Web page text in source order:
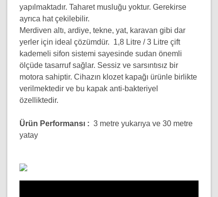
yapılmaktadır. Taharet musluğu yoktur. Gerekirse
ayrıca hat çekilebilir.
Merdiven altı, ardiye, tekne, yat, karavan gibi dar
yerler için ideal çözümdür. 1,8 Litre / 3 Litre çift
kademeli sifon sistemi sayesinde sudan önemli
ölçüde tasarruf sağlar. Sessiz ve sarsıntısız bir
motora sahiptir. Cihazın klozet kapağı ürünle birlikte
verilmektedir ve bu kapak anti-bakteriyel
özelliktedir.
Ürün Performansı : 3 metre yukarıya ve 30 metre
yatay